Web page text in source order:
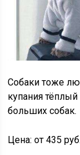
Собаки тоже
купания
больших собак.
Цена: от 435